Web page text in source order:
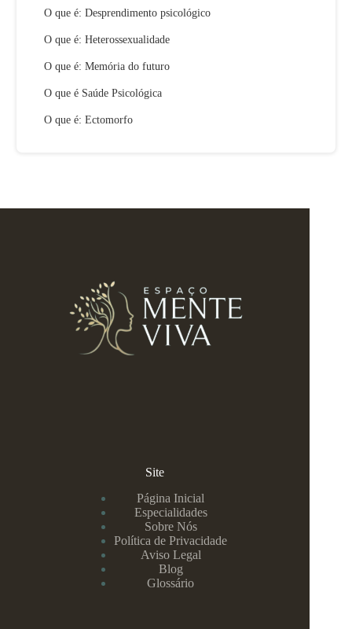
O que é: Desprendimento psicológico
O que é: Heterossexualidade
O que é: Memória do futuro
O que é Saúde Psicológica
O que é: Ectomorfo
Site
Página Inicial
Especialidades
Sobre Nós
Política de Privacidade
Aviso Legal
Blog
Glossário